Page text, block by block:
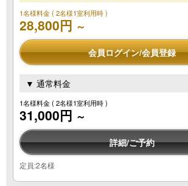
1名様料金( 2名様1室利用時 )
28,800円 ～
会員ログイン/会員登録
▼ 通常料金
1名様料金( 2名様1室利用時 )
31,000円 ～
詳細/ご予約
定員:2名様